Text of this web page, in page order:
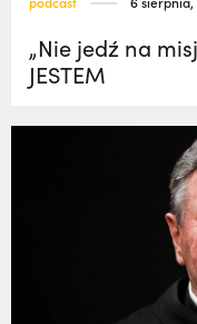
„Nie jedź na
JESTEM